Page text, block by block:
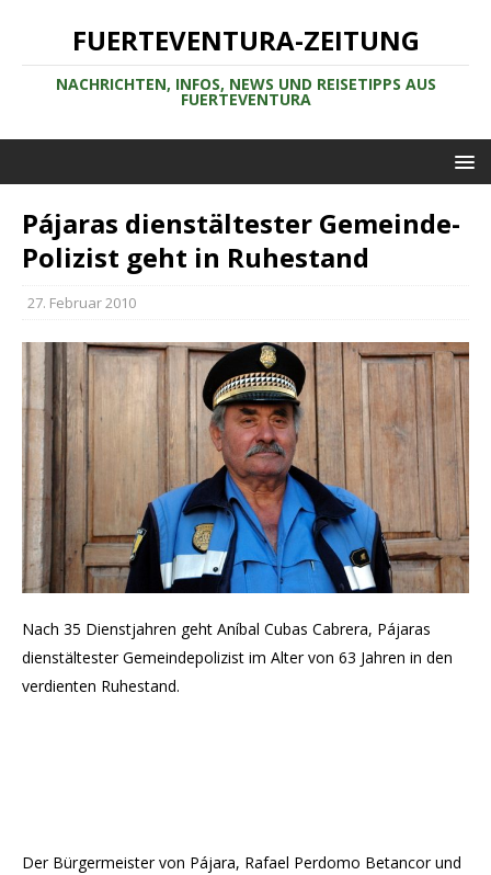
FUERTEVENTURA-ZEITUNG
NACHRICHTEN, INFOS, NEWS UND REISETIPPS AUS
FUERTEVENTURA
Pájaras dienstältester Gemeinde-
Polizist geht in Ruhestand
27. Februar 2010
Nach 35 Dienstjahren geht Aníbal Cubas Cabrera, Pájaras
dienstältester Gemeindepolizist im Alter von 63 Jahren in den
verdienten Ruhestand.
Der Bürgermeister von Pájara, Rafael Perdomo Betancor und